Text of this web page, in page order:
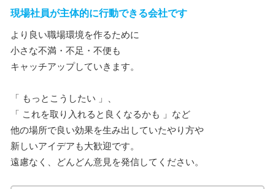
現場社員が主体的に行動できる会社です
より良い職場環境を作るために
小さな不満・不足・不便も
キャッチアップしていきます。
「 もっとこうしたい 」、
「 これを取り入れると良くなるかも 」など
他の場所で良い効果を生み出していたやり方や
新しいアイデアも大歓迎です。
遠慮なく、どんどん意見を発信してください。